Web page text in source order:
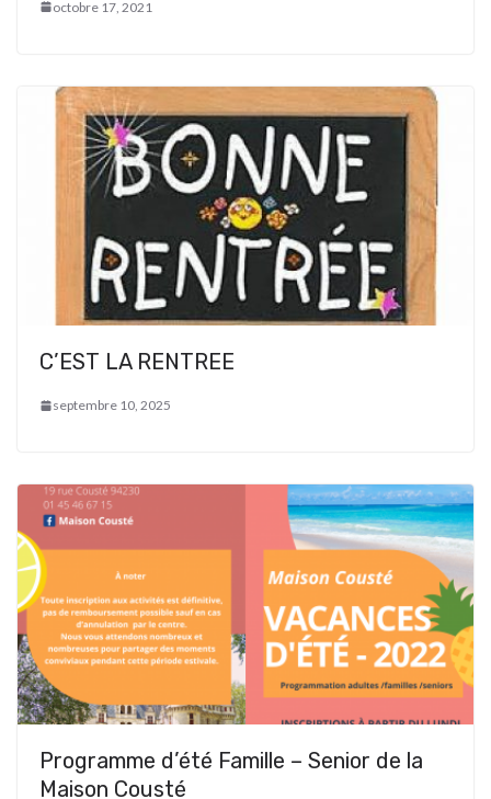
octobre 17, 2021
C’EST LA RENTREE
septembre 10, 2025
Programme d’été Famille – Senior de la
Maison Cousté